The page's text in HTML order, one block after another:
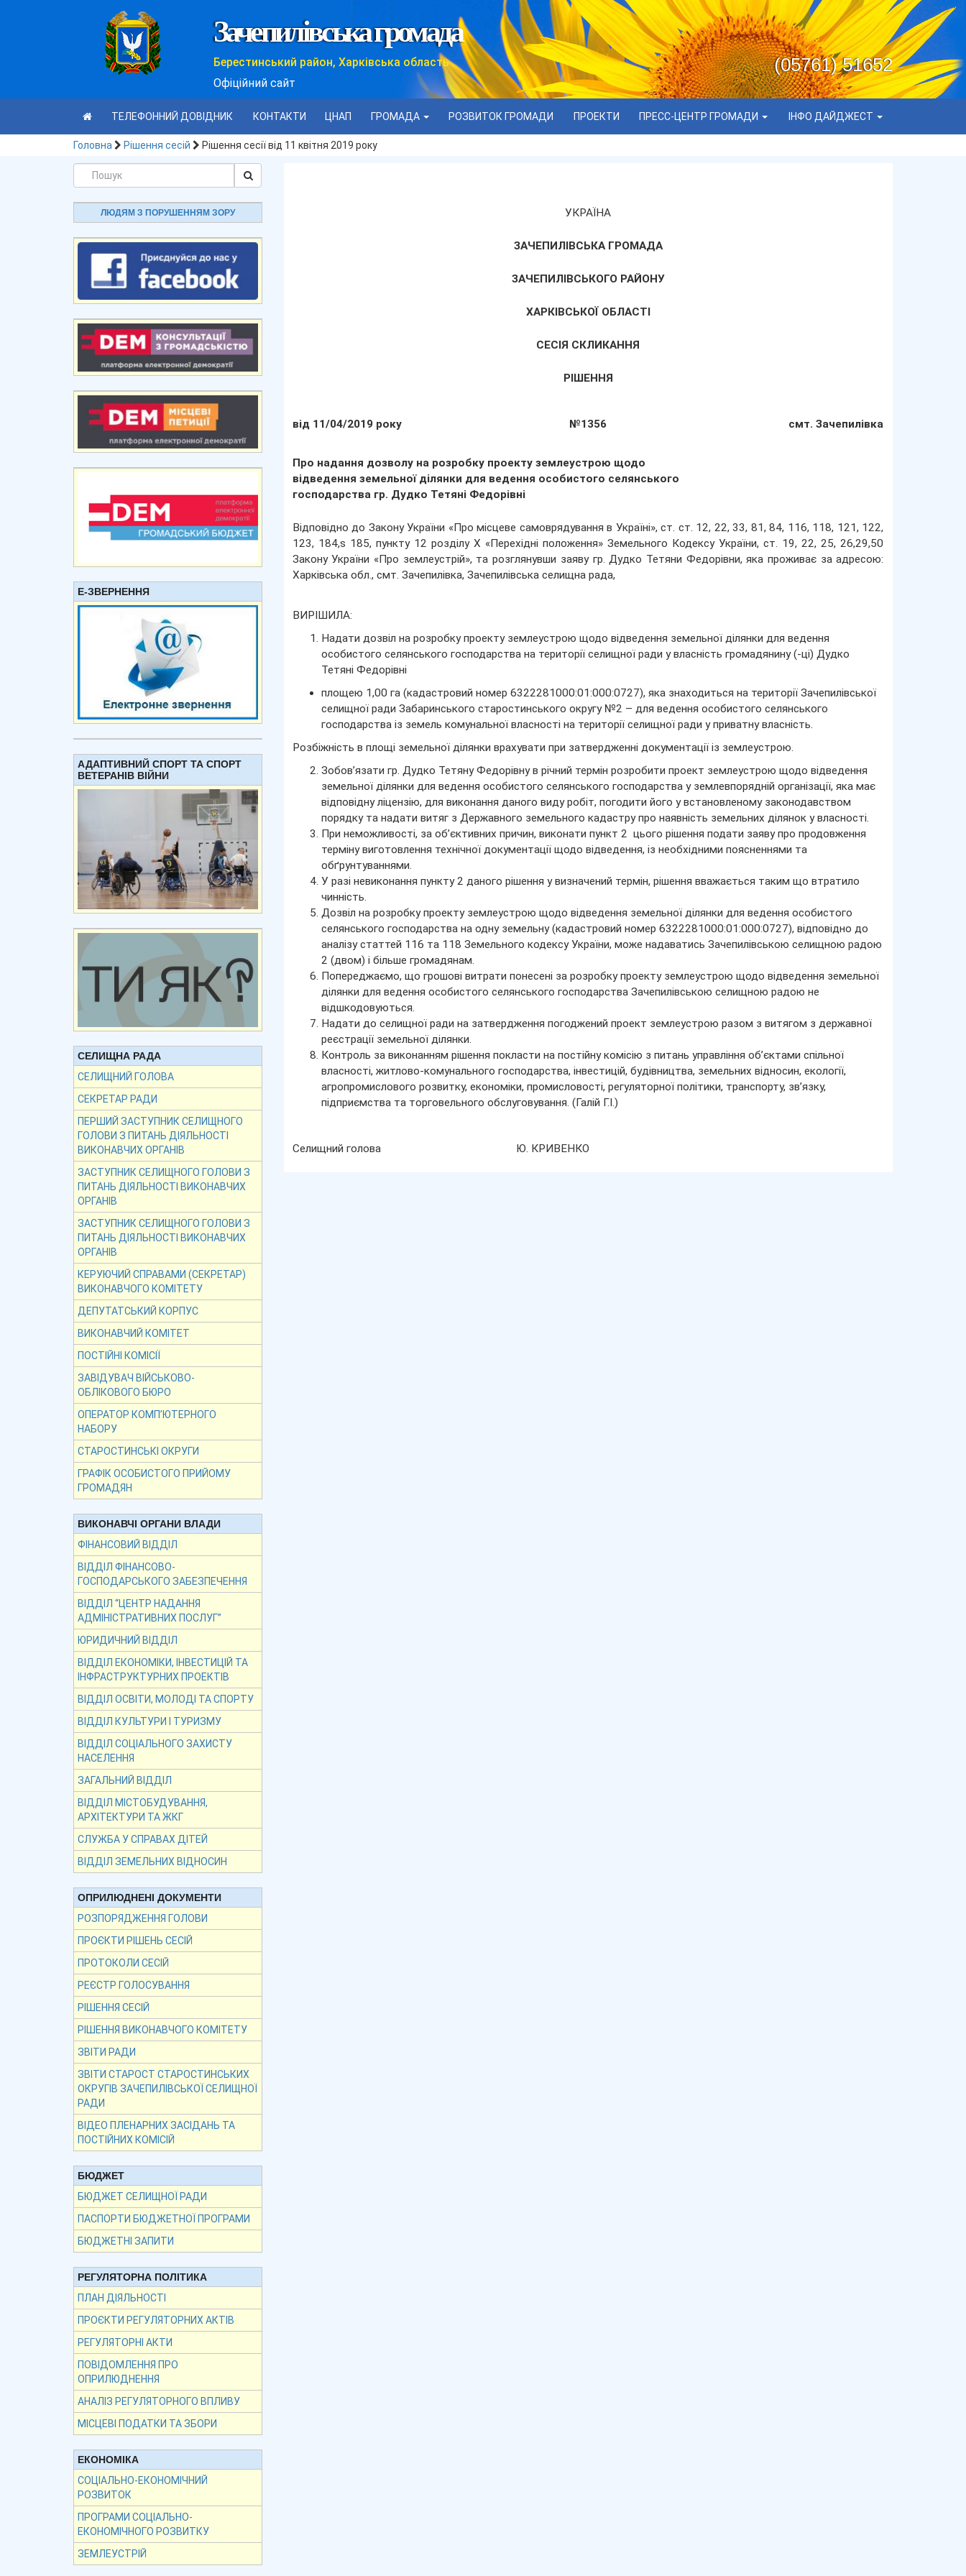
Зачепилівська громада
Берестинський район, Харківська область
Офіційний сайт
(05761) 51652
ТЕЛЕФОННИЙ ДОВІДНИК КОНТАКТИ ЦНАП ГРОМАДА РОЗВИТОК ГРОМАДИ ПРОЕКТИ ПРЕСС-ЦЕНТР ГРОМАДИ ІНФО ДАЙДЖЕСТ
Головна Рішення сесій Рішення сесії від 11 квітня 2019 року
ЛЮДЯМ З ПОРУШЕННЯМ ЗОРУ
Е-ЗВЕРНЕННЯ
АДАПТИВНИЙ СПОРТ ТА СПОРТ
ВЕТЕРАНІВ ВІЙНИ
СЕЛИЩНА РАДА
СЕЛИЩНИЙ ГОЛОВА
СЕКРЕТАР РАДИ
ПЕРШИЙ ЗАСТУПНИК СЕЛИЩНОГО
ГОЛОВИ З ПИТАНЬ ДІЯЛЬНОСТІ
ВИКОНАВЧИХ ОРГАНІВ
ЗАСТУПНИК СЕЛИЩНОГО ГОЛОВИ З
ПИТАНЬ ДІЯЛЬНОСТІ ВИКОНАВЧИХ
ОРГАНІВ
ЗАСТУПНИК СЕЛИЩНОГО ГОЛОВИ З
ПИТАНЬ ДІЯЛЬНОСТІ ВИКОНАВЧИХ
ОРГАНІВ
КЕРУЮЧИЙ СПРАВАМИ (СЕКРЕТАР)
ВИКОНАВЧОГО КОМІТЕТУ
ДЕПУТАТСЬКИЙ КОРПУС
ВИКОНАВЧИЙ КОМІТЕТ
ПОСТІЙНІ КОМІСІЇ
ЗАВІДУВАЧ ВІЙСЬКОВО-
ОБЛІКОВОГО БЮРО
ОПЕРАТОР КОМП’ЮТЕРНОГО
НАБОРУ
СТАРОСТИНСЬКІ ОКРУГИ
ГРАФІК ОСОБИСТОГО ПРИЙОМУ
ГРОМАДЯН
ВИКОНАВЧІ ОРГАНИ ВЛАДИ
ФІНАНСОВИЙ ВІДДІЛ
ВІДДІЛ ФІНАНСОВО-
ГОСПОДАРСЬКОГО ЗАБЕЗПЕЧЕННЯ
ВІДДІЛ “ЦЕНТР НАДАННЯ
АДМІНІСТРАТИВНИХ ПОСЛУГ”
ЮРИДИЧНИЙ ВІДДІЛ
ВІДДІЛ ЕКОНОМІКИ, ІНВЕСТИЦІЙ ТА
ІНФРАСТРУКТУРНИХ ПРОЕКТІВ
ВІДДІЛ ОСВІТИ, МОЛОДІ ТА СПОРТУ
ВІДДІЛ КУЛЬТУРИ І ТУРИЗМУ
ВІДДІЛ СОЦІАЛЬНОГО ЗАХИСТУ
НАСЕЛЕННЯ
ЗАГАЛЬНИЙ ВІДДІЛ
ВІДДІЛ МІСТОБУДУВАННЯ,
АРХІТЕКТУРИ ТА ЖКГ
СЛУЖБА У СПРАВАХ ДІТЕЙ
ВІДДІЛ ЗЕМЕЛЬНИХ ВІДНОСИН
ОПРИЛЮДНЕНІ ДОКУМЕНТИ
РОЗПОРЯДЖЕННЯ ГОЛОВИ
ПРОЄКТИ РІШЕНЬ СЕСІЙ
ПРОТОКОЛИ СЕСІЙ
РЕЄСТР ГОЛОСУВАННЯ
РІШЕННЯ СЕСІЙ
РІШЕННЯ ВИКОНАВЧОГО КОМІТЕТУ
ЗВІТИ РАДИ
ЗВІТИ СТАРОСТ СТАРОСТИНСЬКИХ
ОКРУГІВ ЗАЧЕПИЛІВСЬКОЇ СЕЛИЩНОЇ
РАДИ
ВІДЕО ПЛЕНАРНИХ ЗАСІДАНЬ ТА
ПОСТІЙНИХ КОМІСІЙ
БЮДЖЕТ
БЮДЖЕТ СЕЛИЩНОЇ РАДИ
ПАСПОРТИ БЮДЖЕТНОЇ ПРОГРАМИ
БЮДЖЕТНІ ЗАПИТИ
РЕГУЛЯТОРНА ПОЛІТИКА
ПЛАН ДІЯЛЬНОСТІ
ПРОЄКТИ РЕГУЛЯТОРНИХ АКТІВ
РЕГУЛЯТОРНІ АКТИ
ПОВІДОМЛЕННЯ ПРО
ОПРИЛЮДНЕННЯ
АНАЛІЗ РЕГУЛЯТОРНОГО ВПЛИВУ
МІСЦЕВІ ПОДАТКИ ТА ЗБОРИ
ЕКОНОМІКА
СОЦІАЛЬНО-ЕКОНОМІЧНИЙ
РОЗВИТОК
ПРОГРАМИ СОЦІАЛЬНО-
ЕКОНОМІЧНОГО РОЗВИТКУ
ЗЕМЛЕУСТРІЙ
УКРАЇНА
ЗАЧЕПИЛІВСЬКА ГРОМАДА
ЗАЧЕПИЛІВСЬКОГО РАЙОНУ
ХАРКІВСЬКОЇ ОБЛАСТІ
СЕСІЯ СКЛИКАННЯ
РІШЕННЯ
від 11/04/2019 року №1356 смт. Зачепилівка
Про надання дозволу на розробку проекту землеустрою щодо
відведення земельної ділянки для ведення особистого селянського
господарства гр. Дудко Тетяні Федорівні
Відповідно до Закону України «Про місцеве самоврядування в Україні», ст. ст. 12, 22, 33, 81, 84, 116, 118, 121, 122,
123, 184,s 185, пункту 12 розділу Х «Перехідні положення» Земельного Кодексу України, ст. 19, 22, 25, 26,29,50
Закону України «Про землеустрій», та розглянувши заяву гр. Дудко Тетяни Федорівни, яка проживає за адресою:
Харківська обл., смт. Зачепилівка, Зачепилівська селищна рада,
ВИРІШИЛА:
Надати дозвіл на розробку проекту землеустрою щодо відведення земельної ділянки для ведення
особистого селянського господарства на території селищної ради у власність громадянину (-ці) Дудко
Тетяні Федорівні
площею 1,00 га (кадастровий номер 6322281000:01:000:0727), яка знаходиться на території Зачепилівської
селищної ради Забаринського старостинського округу №2 – для ведення особистого селянського
господарства із земель комунальної власності на території селищної ради у приватну власність.
Розбіжність в площі земельної ділянки врахувати при затвердженні документації із землеустрою.
Зобов’язати гр. Дудко Тетяну Федорівну в річний термін розробити проект землеустрою щодо відведення
земельної ділянки для ведення особистого селянського господарства у землевпорядній організації, яка має
відповідну ліцензію, для виконання даного виду робіт, погодити його у встановленому законодавством
порядку та надати витяг з Державного земельного кадастру про наявність земельних ділянок у власності.
При неможливості, за об’єктивних причин, виконати пункт 2 цього рішення подати заяву про продовження
терміну виготовлення технічної документації щодо відведення, із необхідними поясненнями та
обґрунтуваннями.
У разі невиконання пункту 2 даного рішення у визначений термін, рішення вважається таким що втратило
чинність.
Дозвіл на розробку проекту землеустрою щодо відведення земельної ділянки для ведення особистого
селянського господарства на одну земельну (кадастровий номер 6322281000:01:000:0727), відповідно до
аналізу статтей 116 та 118 Земельного кодексу України, може надаватись Зачепилівською селищною радою
2 (двом) і більше громадянам.
Попереджаємо, що грошові витрати понесені за розробку проекту землеустрою щодо відведення земельної
ділянки для ведення особистого селянського господарства Зачепилівською селищною радою не
відшкодовуються.
Надати до селищної ради на затвердження погоджений проект землеустрою разом з витягом з державної
реєстрації земельної ділянки.
Контроль за виконанням рішення покласти на постійну комісію з питань управління об’єктами спільної
власності, житлово-комунального господарства, інвестицій, будівництва, земельних відносин, екології,
агропромислового розвитку, економіки, промисловості, регуляторної політики, транспорту, зв’язку,
підприємства та торговельного обслуговування. (Галій Г.І.)
Селищний голова Ю. КРИВЕНКО